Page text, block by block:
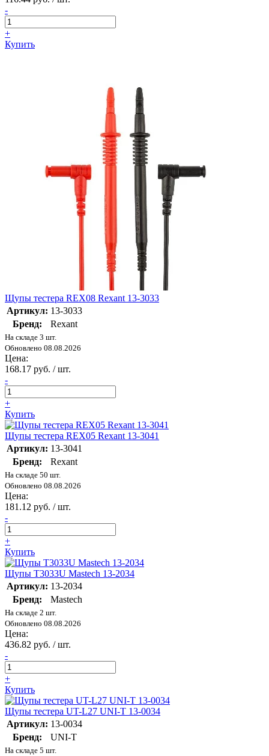
-
+
Купить
Щупы тестера REX08 Rexant 13-3033
Артикул: 13-3033
Бренд:
Rexant
На складе 3 шт.
Обновлено 08.08.2026
Цена:
168.17 руб. / шт.
-
+
Купить
Щупы тестера REX05 Rexant 13-3041
Артикул: 13-3041
Бренд:
Rexant
На складе 50 шт.
Обновлено 08.08.2026
Цена:
181.12 руб. / шт.
-
+
Купить
Щупы T3033U Mastech 13-2034
Артикул: 13-2034
Бренд:
Mastech
На складе 2 шт.
Обновлено 08.08.2026
Цена:
436.82 руб. / шт.
-
+
Купить
Щупы тестера UT-L27 UNI-T 13-0034
Артикул: 13-0034
Бренд:
UNI-T
На складе 5 шт.